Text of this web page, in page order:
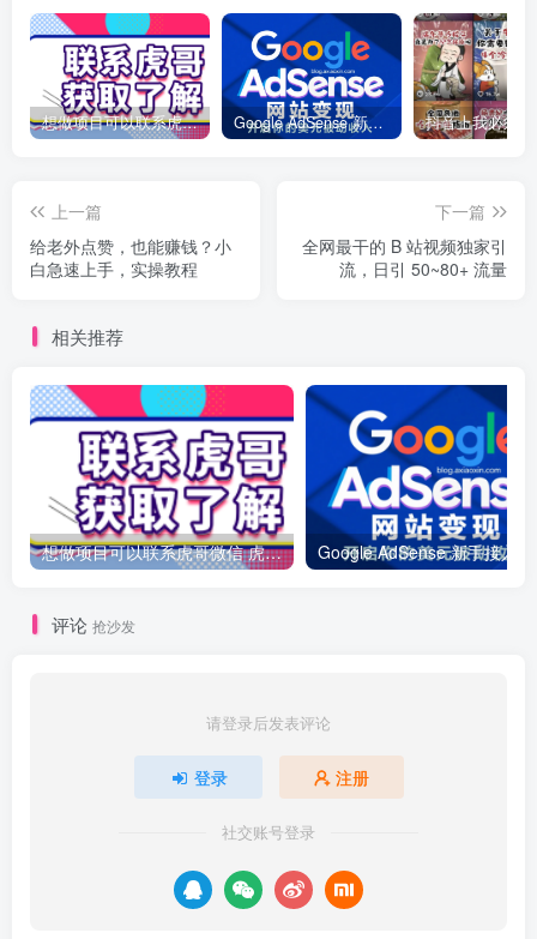
想做项目可以联系虎哥微信 虎哥一对一解答并且远程视频教学 Google AdSense 新手接入教程：虎哥手把手教你用网站赚取美元收入
上一篇
给老外点赞，也能赚钱？小
白急速上手，实操教程
下一篇
全网最干的 B 站视频独家引
流，日引 50~80+ 流量
相关推荐
想做项目可以联系虎哥微信 虎哥一对一解答并且远程视频教学
评论 抢沙发
请登录后发表评论
登录 注册
社交账号登录